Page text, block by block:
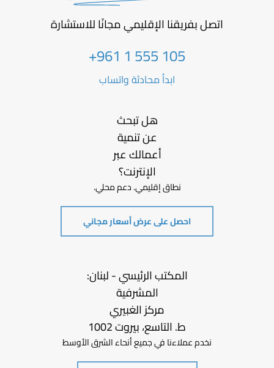
اتصل بفريقنا الإقليمي مجانًا للاستشارة
+961 1 555 105
ابدأ محادثة واتساب
هل تبحث
عن تنمية
أعمالك عبر
الإنترنت؟
نطاق إقليمي. دعم محلي.
احصل على عرض أسعار مجاني
المكتب الرئيسي - لبنان:
المشرفية
مركز الغبيري
ط. التاسع، بيروت 1002
نخدم عملاءنا في جميع أنحاء الشرق الأوسط